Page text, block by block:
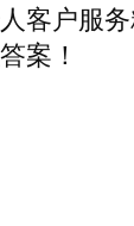
客户服
案！